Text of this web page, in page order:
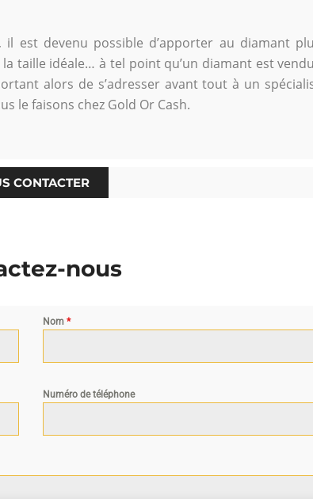
il est devenu possible d’apporter au diamant
taille idéale… à tel point qu’un diamant est
alors de s’adresser avant tout à un
le faisons chez Gold Or Cash.
CONTACTER
nous
Nom *
Numéro de téléphone